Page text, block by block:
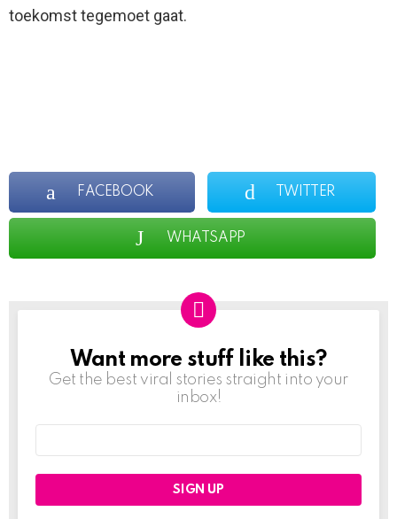
toekomst tegemoet gaat.
FACEBOOK TWITTER
WHATSAPP
NEWSLETTER
Want more stuff like this?
Get the best viral stories straight into your
inbox!